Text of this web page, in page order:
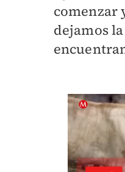
comenzar
dejamos